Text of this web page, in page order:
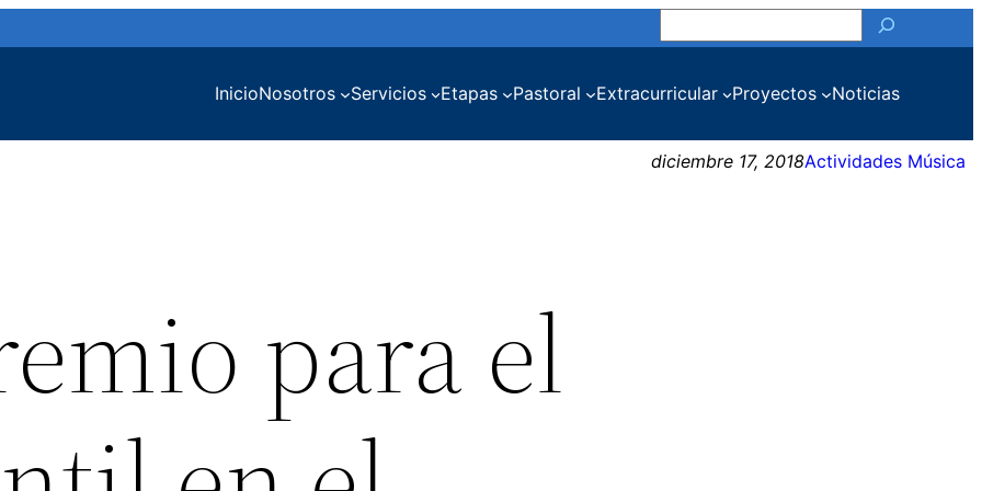
InicioNosotros Servicios Etapas Pastoral Extracurricular Proyectos Noticias
diciembre 17, 2018Actividades Música
para el